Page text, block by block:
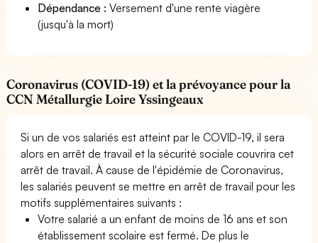
Dépendance : Versement d'une rente viagère
(jusqu'à la mort)
Coronavirus (COVID-19) et la prévoyance pour la
CCN Métallurgie Loire Yssingeaux
Si un de vos salariés est atteint par le COVID-19, il sera
alors en arrêt de travail et la sécurité sociale couvrira cet
arrêt de travail. À cause de l'épidémie de Coronavirus,
les salariés peuvent se mettre en arrêt de travail pour les
motifs supplémentaires suivants :
Votre salarié a un enfant de moins de 16 ans et son
établissement scolaire est fermé. De plus le